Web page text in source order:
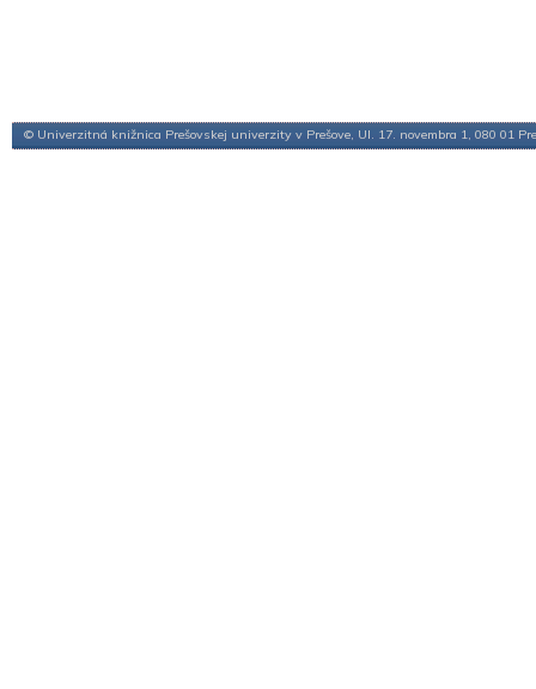
© Univerzitná knižnica Prešovskej univerzity v Prešove, Ul. 17. novembra 1, 080 01